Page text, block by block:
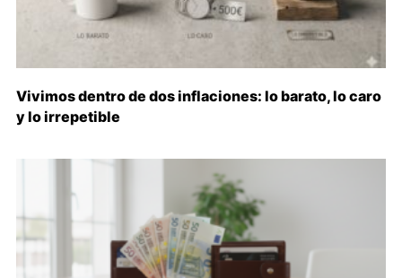
Vivimos dentro de dos inflaciones: lo barato, lo caro
y lo irrepetible